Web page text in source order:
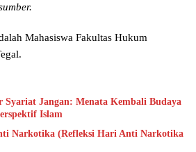
Mahasiswa Fakultas Hukum
Syariat Jangan: Menata Kembali Budaya
Islam
Narkotika (Refleksi Hari Anti Narkotika